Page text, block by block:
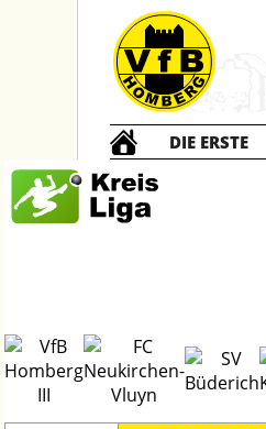
DIE ERSTE